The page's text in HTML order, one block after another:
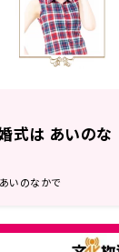
式は あいのな
いのなかで